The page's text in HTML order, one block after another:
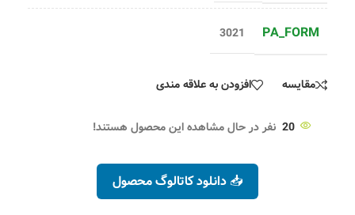
PA_FORM
3021
مقایسه افزودن به علاقه مندی
20 نفر در حال مشاهده این محصول هستند!
📥 دانلود کاتالوگ محصول